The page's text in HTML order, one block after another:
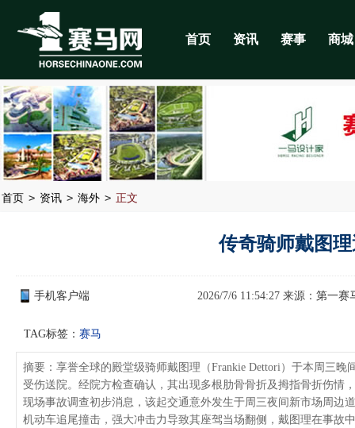
首页 资讯 赛事 商城
首页 > 资讯 > 海外 > 正文
传奇骑师戴图
手机客户端 2026/7/6 11:54:27 来源： 第一赛
TAG标签： 赛马
摘要：享誉全球的殿堂级骑师戴图理（Frankie Dettori）于本周三
受伤送院。经院方检查确认，其出现多根肋骨骨折及拇指骨折伤情
现场事故调查初步消息，该起交通意外发生于周三夜间新市场周边
机动车追尾撞击，强大冲击力导致其座驾当场翻侧，戴图理在事故